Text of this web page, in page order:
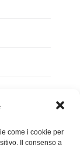
come i cookie per
Il consenso a